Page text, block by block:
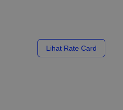
Lihat Rate Card